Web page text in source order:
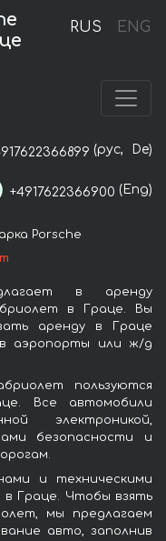
RUS ENG
(рус, De)
+4917622366900 (Eng)
Porsche
в аренду
в Граце. Вы
аренду в Граце
аэропорты или ж/д
пользуются
Все автомобили
электроникой,
безопасности и
и техническими
Граце. Чтобы взять
мы предлагаем
авто, заполнив